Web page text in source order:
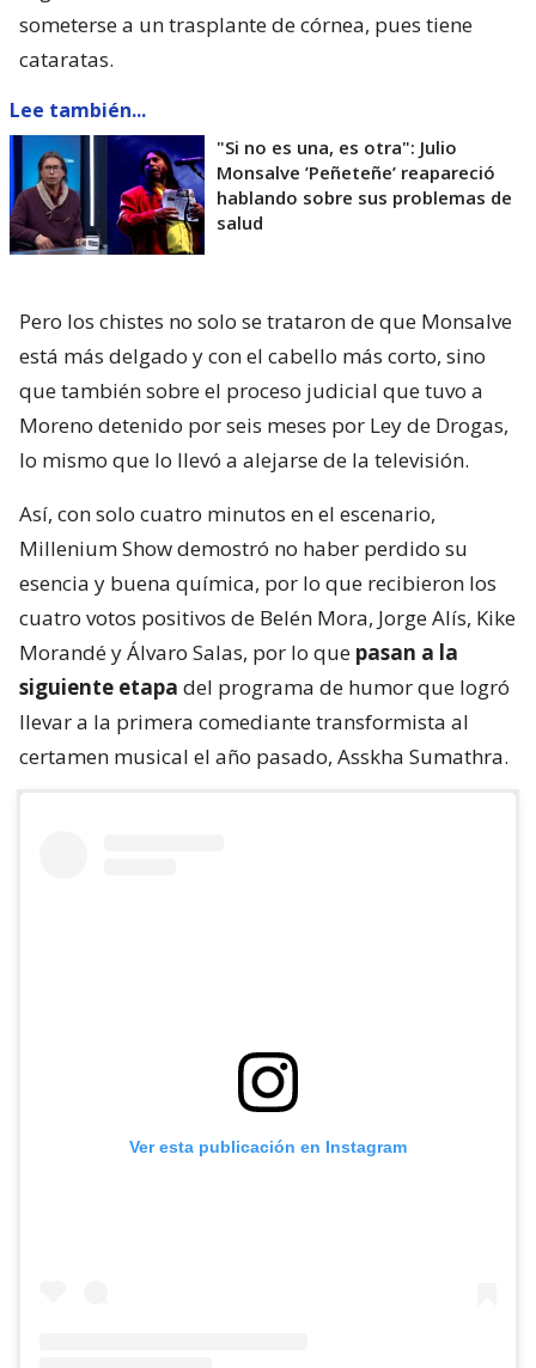
someterse a un trasplante de córnea, pues tiene
cataratas.
Lee también...
"Si no es una, es otra": Julio
Monsalve ’Peñeteñe’ reapareció
hablando sobre sus problemas de
salud
Pero los chistes no solo se trataron de que Monsalve
está más delgado y con el cabello más corto, sino
que también sobre el proceso judicial que tuvo a
Moreno detenido por seis meses por Ley de Drogas,
lo mismo que lo llevó a alejarse de la televisión.
Así, con solo cuatro minutos en el escenario,
Millenium Show demostró no haber perdido su
esencia y buena química, por lo que recibieron los
cuatro votos positivos de Belén Mora, Jorge Alís, Kike
Morandé y Álvaro Salas, por lo que pasan a la
siguiente etapa del programa de humor que logró
llevar a la primera comediante transformista al
certamen musical el año pasado, Asskha Sumathra.
Ver esta publicación en Instagram